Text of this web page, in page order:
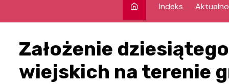
Indeks
Założenie
wiejskich na terenie